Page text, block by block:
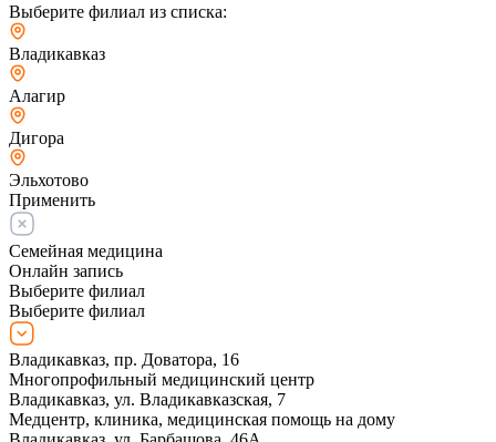
Выберите филиал из списка:
Владикавказ
Алагир
Дигора
Эльхотово
Применить
Семейная медицина
Онлайн запись
Выберите филиал
Выберите филиал
Владикавказ, пр. Доватора, 16
Многопрофильный медицинский центр
Владикавказ, ул. Владикавказская, 7
Медцентр, клиника, медицинская помощь на дому